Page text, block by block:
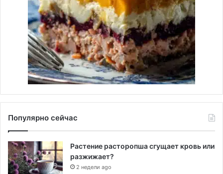
Популярно сейчас
Растение расторопша сгущает кровь или
разжижает?
2 недели ago